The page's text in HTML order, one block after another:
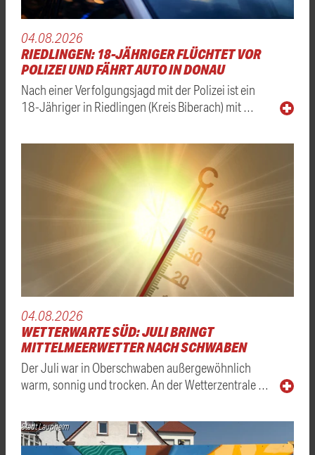
04.08.2026
RIEDLINGEN: 18-JÄHRIGER FLÜCHTET VOR
POLIZEI UND FÄHRT AUTO IN DONAU
Nach einer Verfolgungsjagd mit der Polizei ist ein
18-Jähriger in Riedlingen (Kreis Biberach) mit …
04.08.2026
WETTERWARTE SÜD: JULI BRINGT
MITTELMEERWETTER NACH SCHWABEN
Der Juli war in Oberschwaben außergewöhnlich
warm, sonnig und trocken. An der Wetterzentrale …
Stadt Laupheim